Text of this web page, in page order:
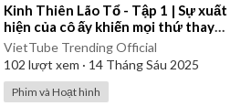
⁣Kinh Thiên Lão Tổ - Tập 1 | Sự xuất
hiện của cô ấy khiến mọi thứ thay
đổi...
VietTube Trending Official
102 lượt xem · 14 Tháng Sáu 2025
Phim và Hoạt hình